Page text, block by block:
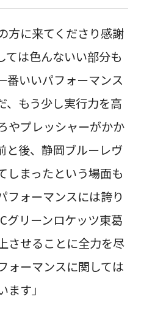
方に来てくださり感謝
ては色んないい部分も
番いいパフォーマンス
、もう少し実行力を高
やプレッシャーがかか
と後、静岡ブルーレヴ
しまったという場面も
フォーマンスには誇り
グリーンロケッツ東葛
させることに全力を尽
ォーマンスに関しては
す」